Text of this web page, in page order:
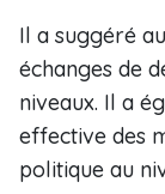
Il a suggéré
échanges de
niveaux. Il a
effective des
politique au